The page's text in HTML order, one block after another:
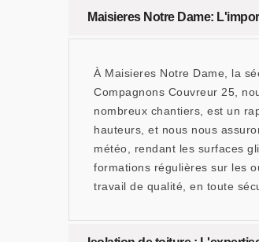
Maisieres Notre Dame:
À Maisieres Notre Dame, la
Compagnons Couvreur 25,
nombreux chantiers, est un
hauteurs, et nous nous
météo, rendant les surfaces
formations régulières sur les
travail de qualité, en toute